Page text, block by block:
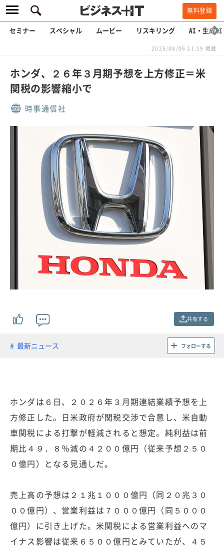
無料登録
セミナー スペシャル ムービー リスキリング AI・生成AI
2025/08/06 21:19 掲載
ホンダ、２６年３月期予想を上方修正＝米
関税の影響縮小で
時事通信社
共有する
最新ニュース フォローする
ホンダは６日、２０２６年３月期連結業績予想を上
方修正した。日米政府が関税交渉で合意し、米自動
車関税による打撃が軽減されると想定。純利益は前
期比４９．８％減の４２００億円（従来予想２５０
０億円）となる見通しだ。
売上高の予想は２１兆１０００億円（同２０兆３０
００億円）、営業利益は７０００億円（同５０００
億円）に引き上げた。米関税による営業利益へのマ
イナス影響は従来６５００億円とみていたが、４５